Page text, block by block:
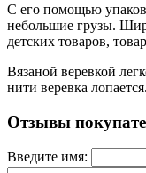
С его помощью
небольшие грузы.
детских товаров,
Вязаной веревкой
нити веревка лопается.
Отзывы
Введите имя: